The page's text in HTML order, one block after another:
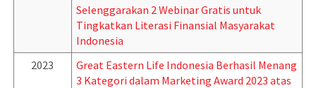
Selenggarakan 2 Webinar Gratis untuk
Tingkatkan Literasi Finansial Masyarakat
Indonesia
2023
Great Eastern Life Indonesia Berhasil Menang
3 Kategori dalam Marketing Award 2023 atas